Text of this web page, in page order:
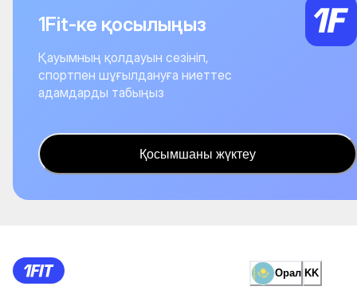
1Fit-ке қосылыңыз
Қауымның қолдауын сезініп,
спортпен шұғылдануға ниеттес
адамдарды табыңыз
Қосымшаны жүктеу
Орал KK